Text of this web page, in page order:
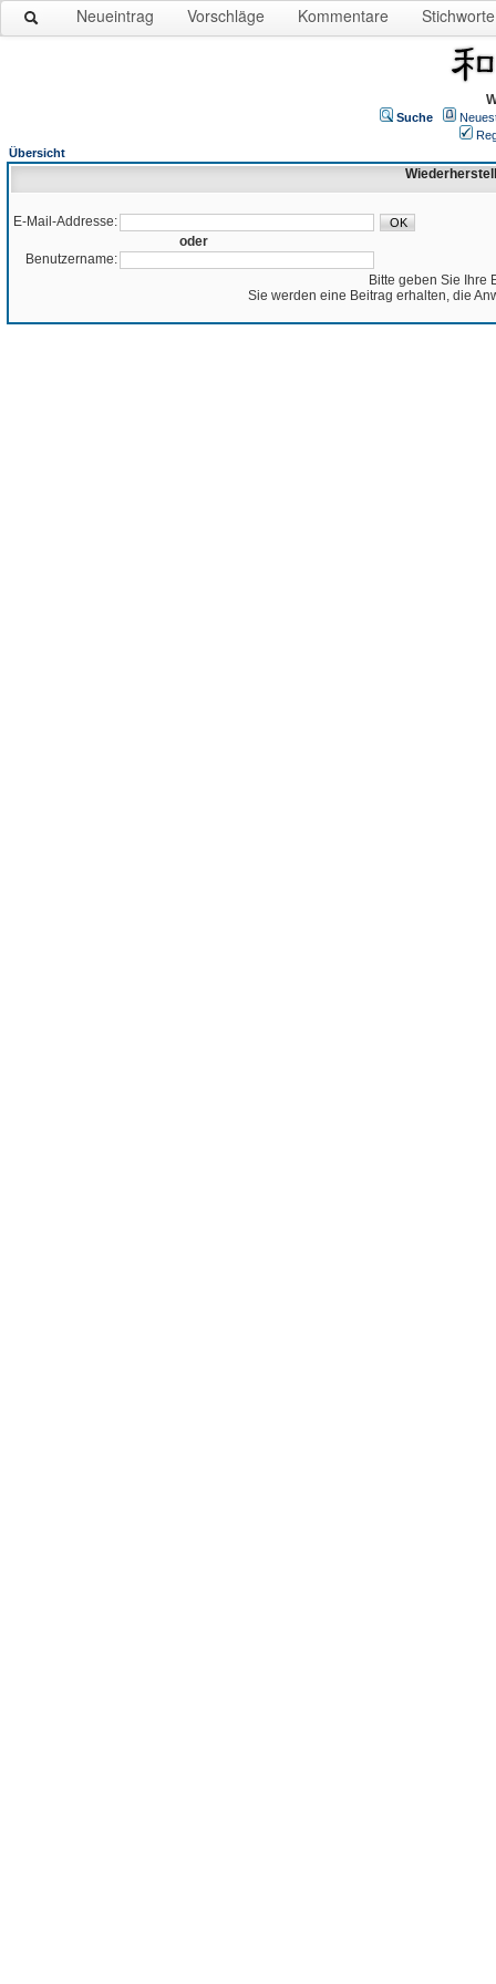
Neueintrag Vorschläge Kommentare Stichworte
Suche
Übersicht
E-Mail-Addresse:
oder
Benutzername:
Bitte geben Sie Ihre
Sie werden eine Beitrag erhalten, die